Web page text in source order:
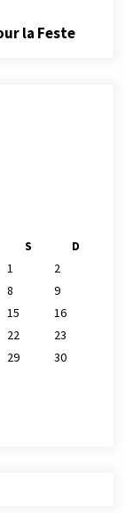
la Feste
S
D
1
2
8
9
15
16
22
23
29
30